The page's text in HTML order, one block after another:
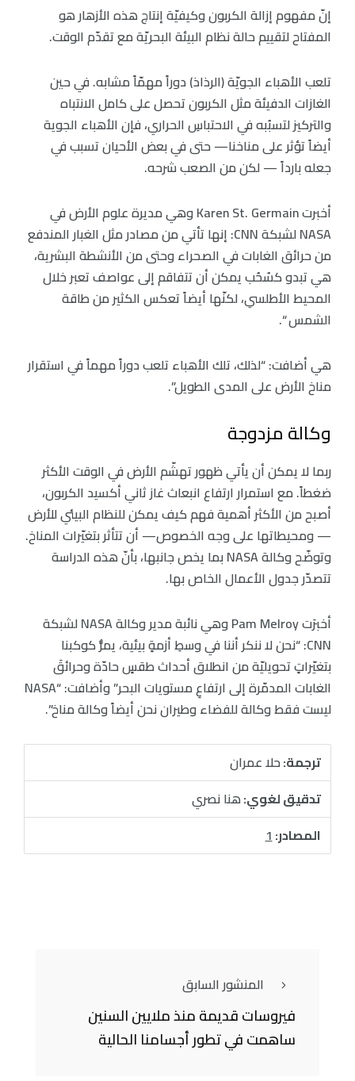
إنّ مفهوم إزالة الكربون وكيفيّة إنتاج هذه الأزهار هو
المفتاح لتقييم حالة نظام البيئة البحريّة مع تقدّم الوقت.
تلعب الأهباء الجويّة (الرذاذ) دوراً مهمّاً مشابه. في حين
الغازات الدفيئة مثل الكربون تحصل على كامل الانتباه
والتركيز لتسبُبه في الاحتباسِ الحراري، فإن الأهباء الجوية
أيضاً تؤثر على مناخنا— حتى في بعض الأحيان تسبب في
جعله بارداً — لكن من الصعب شرحه.
أخبرت Karen St. Germain وهي مديرة علوم الأرض في
NASA لشبكة CNN: إنها تأتي من مصادر مثل الغبار المندفع
من حرائق الغابات في الصحراء وحتى من الأنشطة البشرية،
هي تبدو كسُحُب يمكن أن تتفاقم إلى عواصف تعبر خلال
المحيط الأطلسي، لكنّها أيضاً تعكس الكثير من طاقة
الشمس “.
هي أضافت: “لذلك، تلك الأهباء تلعب دوراً مهماً في استقرار
مناخ الأرض على المدى الطويل”.
وكالة مزدوجة
ربما لا يمكن أن يأتي ظهور تهشّم الأرض في الوقت الأكثر
ضغطاً. مع استمرار ارتفاع انبعاث غاز ثاني أكسيد الكربون،
أصبح من الأكثر أهمية فهم كيف يمكن للنظام البيئي للأرض
— ومحيطاتها على وجه الخصوص— أن تتأثر بتغيّرات المناخ.
وتوضّح وكالة NASA بما يخص جانبها، بأنّ هذه الدراسة
تتصدّر جدول الأعمال الخاص بها.
أخبرَت Pam Melroy وهي نائبة مدير وكالة NASA لشبكة
CNN: “نحن لا ننكر أننا في وسطِ أزمةٍ بيئية، يمرُّ كوكبنا
بتغيّراتٍ تحويليّة من انطلاق أحداث طقسٍ حادّة وحرائقَ
الغابات المدمّرة إلى ارتفاعِ مستويات البحر” وأضافت: “NASA
ليست فقط وكالة للفضاء وطيران نحن أيضاً وكالة مناخ”.
ترجمة:حلا عمران
تدقيق لغوي:هنا نصري
المصادر:1
المنشور السابق
فيروسات قديمة منذ ملايين السنين
ساهمت في تطور أجسامنا الحالية